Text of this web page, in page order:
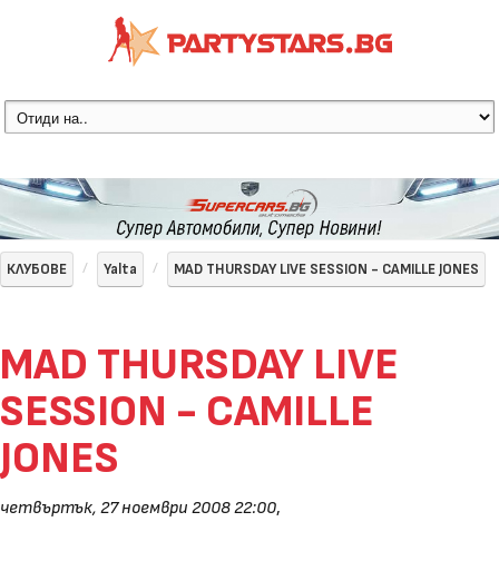
КЛУБОВЕ Yalta MAD THURSDAY LIVE SESSION - CAMILLE JONES
MAD THURSDAY LIVE
SESSION - CAMILLE
JONES
четвъртък, 27 ноември 2008 22:00,